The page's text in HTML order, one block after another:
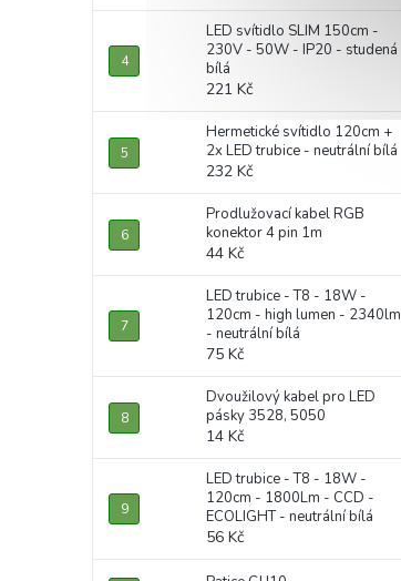
LED svítidlo SLIM 150cm -
230V - 50W - IP20 - studená
bílá
221 Kč
Hermetické svítidlo 120cm +
2x LED trubice - neutrální bílá
232 Kč
Prodlužovací kabel RGB
konektor 4 pin 1m
44 Kč
LED trubice - T8 - 18W -
120cm - high lumen - 2340lm
- neutrální bílá
75 Kč
Dvoužilový kabel pro LED
pásky 3528, 5050
14 Kč
LED trubice - T8 - 18W -
120cm - 1800Lm - CCD -
ECOLIGHT - neutrální bílá
56 Kč